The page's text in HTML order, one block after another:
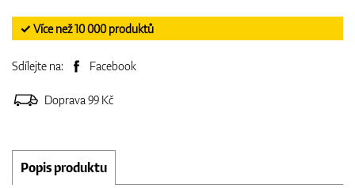
✓ Více než 10 000 produktů
Sdílejte na: Facebook
Doprava 99 Kč
Popis produktu